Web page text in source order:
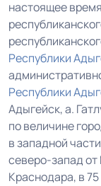
настоящее
Республики
Республики
Адыгейск, а.
по величине
в западной
северо-запад
Краснодара, в